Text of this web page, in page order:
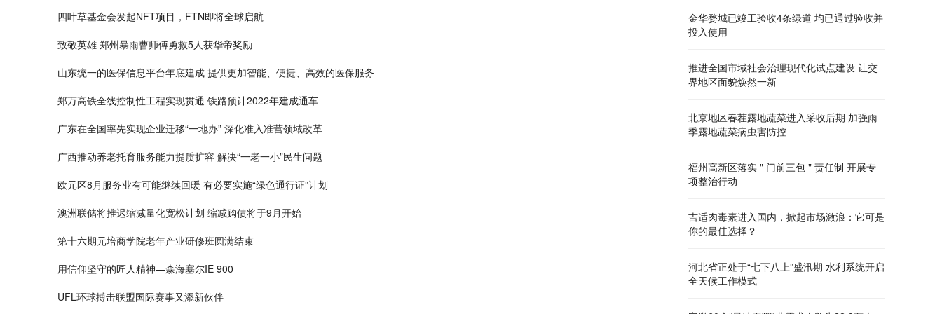
四叶草基金会发起NFT项目，FTN即将全球启航
致敬英雄 郑州暴雨曹师傅勇救5人获华帝奖励
山东统一的医保信息平台年底建成 提供更加智能、便捷、高效的医保服务
郑万高铁全线控制性工程实现贯通 铁路预计2022年建成通车
广东在全国率先实现企业迁移“一地办” 深化准入准营领域改革
广西推动养老托育服务能力提质扩容 解决“一老一小”民生问题
欧元区8月服务业有可能继续回暖 有必要实施“绿色通行证”计划
澳洲联储将推迟缩减量化宽松计划 缩减购债将于9月开始
第十六期元培商学院老年产业研修班圆满结束
用信仰坚守的匠人精神—森海塞尔IE 900
UFL环球搏击联盟国际赛事又添新伙伴
金华婺城已竣工验收4条绿道 均已通过验收并
投入使用
推进全国市域社会治理现代化试点建设 让交
界地区面貌焕然一新
北京地区春茬露地蔬菜进入采收后期 加强雨
季露地蔬菜病虫害防控
福州高新区落实 " 门前三包 " 责任制 开展专
项整治行动
吉适肉毒素进入国内，掀起市场激浪：它可是
你的最佳选择？
河北省正处于“七下八上”盛汛期 水利系统开启
全天候工作模式